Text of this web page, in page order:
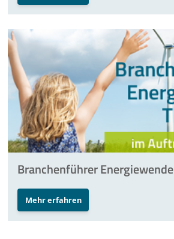
Branchenführer Energiewende
Mehr erfahren